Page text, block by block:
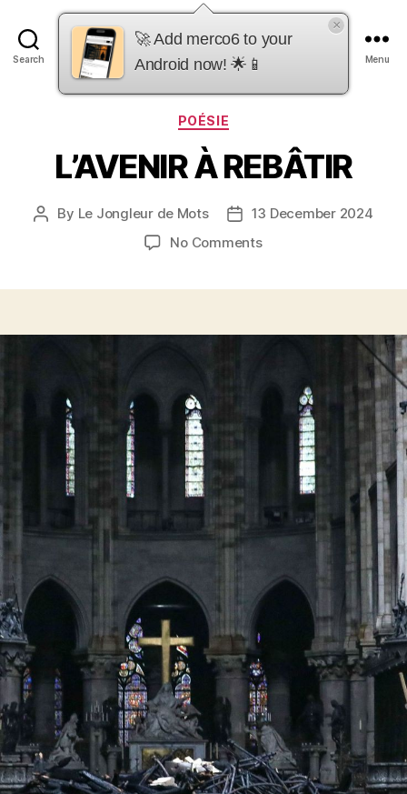
Search
merco6
Menu
Categories
POÉSIE
L’AVENIR À REBÂTIR
Post
By Le Jongleur de Mots
Post13 December 2024
No Commentson
🚀 Add merco6 to your
Android now! 🌟📱
×